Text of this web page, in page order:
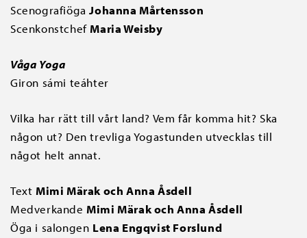
ScenografiögaJohanna Mårtensson
ScenkonstchefMaria Weisby
Våga Yoga
Giron sámi teáhter
Vilka har rätt till vårt land? Vem får komma hit? Ska
någon ut? Den trevliga Yogastunden utvecklas till
något helt annat.
Text Mimi Märak och Anna Åsdell
MedverkandeMimi Märak och Anna Åsdell
Öga i salongen Lena Engqvist Forslund